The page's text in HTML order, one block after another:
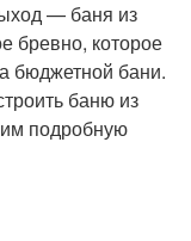
материалы
— баня из
бревно, которое
бюджетной бани.
баню из
подробную